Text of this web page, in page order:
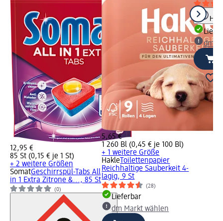
12,95 €
85 St (0,15 € je 1 St)
+ 2 weitere Größen
SomatGeschirrspül-Tabs All
in 1 Extra Zitrone &..., 85 St
(0)
5,65 €
1 260 Bl (0,45 € je 100 Bl)
+ 1 weitere Größe
Hakle Toilettenpapier
Reichhaltige Sauberkeit 4-
lagig, 9 St
(28)
Lieferbar
dm Markt wählen
dm